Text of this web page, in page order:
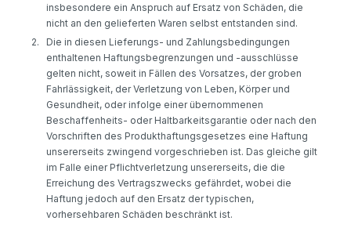
insbesondere ein Anspruch auf Ersatz von Schäden, die
nicht an den gelieferten Waren selbst entstanden sind.
2.
Die in diesen Lieferungs- und Zahlungsbedingungen
enthaltenen Haftungsbegrenzungen und -ausschlüsse
gelten nicht, soweit in Fällen des Vorsatzes, der groben
Fahrlässigkeit, der Verletzung von Leben, Körper und
Gesundheit, oder infolge einer übernommenen
Beschaffenheits- oder Haltbarkeitsgarantie oder nach den
Vorschriften des Produkthaftungsgesetzes eine Haftung
unsererseits zwingend vorgeschrieben ist. Das gleiche gilt
im Falle einer Pflichtverletzung unsererseits, die die
Erreichung des Vertragszwecks gefährdet, wobei die
Haftung jedoch auf den Ersatz der typischen,
vorhersehbaren Schäden beschränkt ist.